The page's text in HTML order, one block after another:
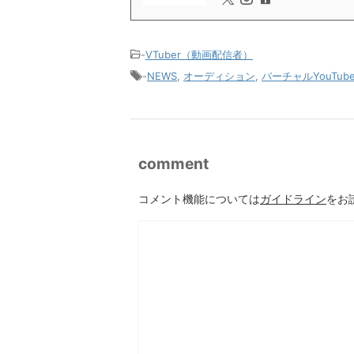
-VTuber（動画配信者）
-NEWS, オーディション, バーチャル
comment
コメント機能についてはガイドラインをお